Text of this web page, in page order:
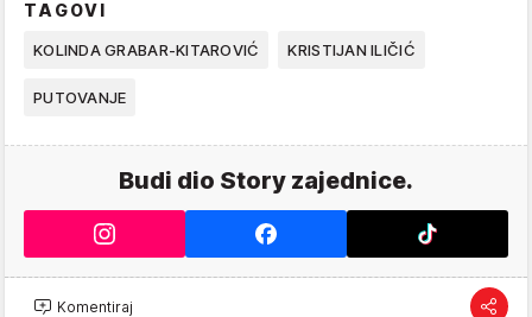
TAGOVI
KOLINDA GRABAR-KITAROVIĆ KRISTIJAN ILIČIĆ
PUTOVANJE
Budi dio Story zajednice.
Komentiraj